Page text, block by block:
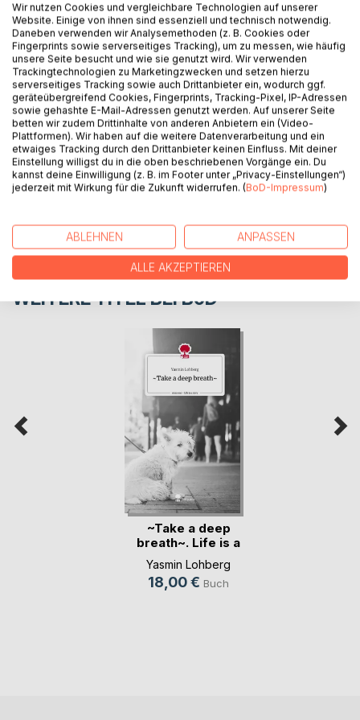
BESCHREIBUNG
Ganz normaler Wahnsinn
AUTOR/IN
PRESSESTIMMEN
REZENSIONEN
WEITERE TITEL BEIBoD
~Take a deep
breath~. Life is a
St(...)
Yasmin Lohberg
18,00 € Buch
Wir nutzen Cookies und vergleichbare Technologien auf unserer
Website. Einige von ihnen sind essenziell und technisch notwendig.
Daneben verwenden wir Analysemethoden (z. B. Cookies oder
Fingerprints sowie serverseitiges Tracking), um zu messen, wie häufig
unsere Seite besucht und wie sie genutzt wird. Wir verwenden
Trackingtechnologien zu Marketingzwecken und setzen hierzu
serverseitiges Tracking sowie auch Drittanbieter ein, wodurch ggf.
geräteübergreifend Cookies, Fingerprints, Tracking-Pixel, IP-Adressen
sowie gehashte E-Mail-Adressen genutzt werden. Auf unserer Seite
betten wir zudem Drittinhalte von anderen Anbietern ein (Video-
Plattformen). Wir haben auf die weitere Datenverarbeitung und ein
etwaiges Tracking durch den Drittanbieter keinen Einfluss. Mit deiner
Einstellung willigst du in die oben beschriebenen Vorgänge ein. Du
kannst deine Einwilligung (z. B. im Footer unter „Privacy-Einstellungen“)
jederzeit mit Wirkung für die Zukunft widerrufen. (BoD-Impressum)
ABLEHNEN ANPASSEN
ALLE AKZEPTIEREN